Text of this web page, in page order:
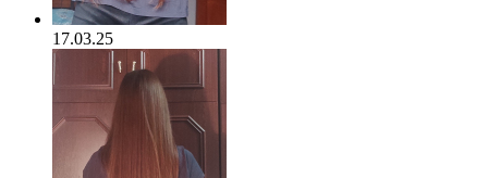
17.03.25